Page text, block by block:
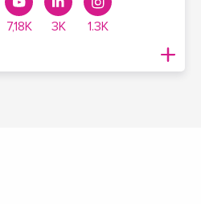
7,18K 3K 1.3K